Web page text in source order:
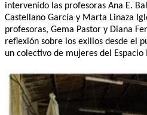
intervenido las profesoras Ana E.
Castellano García y Marta Linaza
profesoras, Gema Pastor y Diana
reflexión sobre los exilios desde el
un colectivo de mujeres del